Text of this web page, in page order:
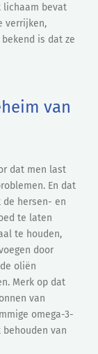
lichaam bevat
verrijken,
is dat ze
van
dat men last
En dat
hersen- en
te laten
te houden,
door
oliën
Merk op dat
van
omega-3-
van